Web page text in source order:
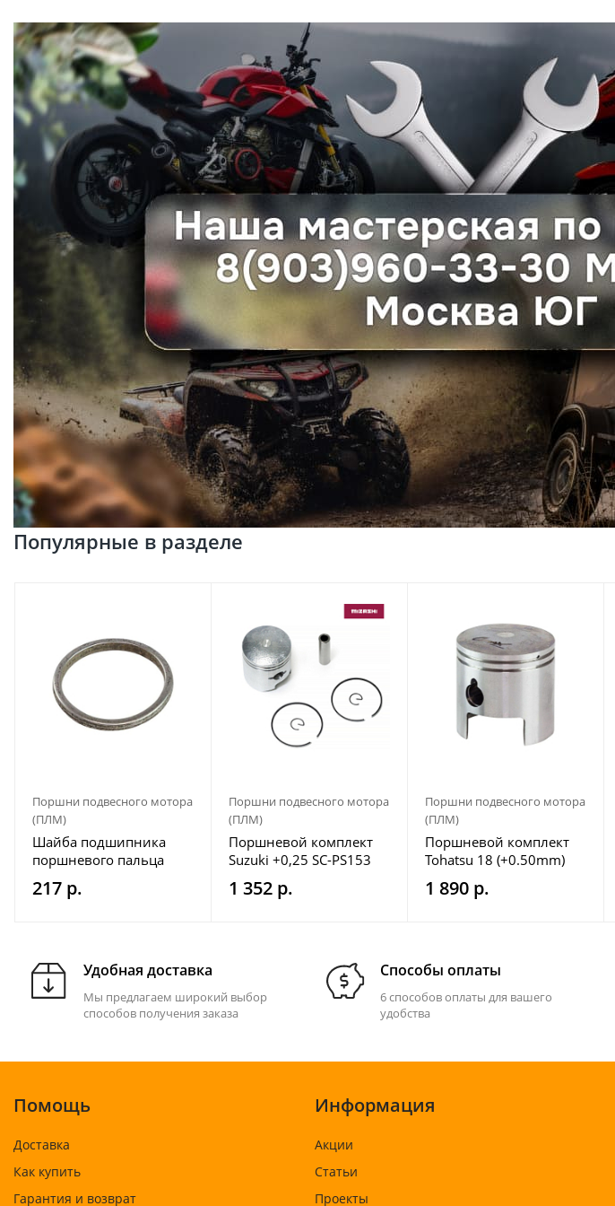
Популярные в разделе
Поршни подвесного мотора
(ПЛМ)
Шайба подшипника
поршневого пальца
Marine Rocket (30F-
01.04.00.29)
217 р.
Поршни подвесного мотора
(ПЛМ)
Поршневой комплект
Suzuki +0,25 SC-PS153
1 352 р.
Поршни подвесного мотора
(ПЛМ)
Поршневой комплект
Tohatsu 18 (+0.50mm)
Omax
1 890 р.
Удобная доставка
Мы предлагаем широкий выбор
способов получения заказа
Способы оплаты
6 способов оплаты для вашего
удобства
Помощь
Доставка
Как купить
Гарантия и возврат
Информация
Акции
Статьи
Проекты